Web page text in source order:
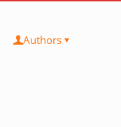
Authors